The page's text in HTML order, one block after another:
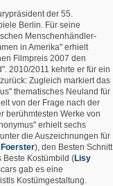
der 55.
Berlin. Für seine
Menschenhändler-
in Amerika" erhielt
Filmpreis 2007 den
2010/2011 kehrte er für ein
Zugleich markiert das
thematisches Neuland für
von der Frage nach der
berühmtesten Werke von
erhielt sechs
die Auszeichnungen für
), den Besten Schnitt
Beste Kostümbild (Lisy
gab es eine
Kostümgestaltung.